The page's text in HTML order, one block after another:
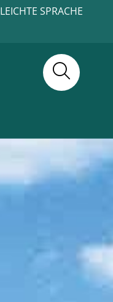
LEICHTE SPRACHE